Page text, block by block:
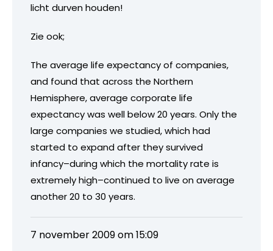
licht durven houden!
Zie ook;
The average life expectancy of companies,
and found that across the Northern
Hemisphere, average corporate life
expectancy was well below 20 years. Only the
large companies we studied, which had
started to expand after they survived
infancy–during which the mortality rate is
extremely high–continued to live on average
another 20 to 30 years.
7 november 2009 om 15:09